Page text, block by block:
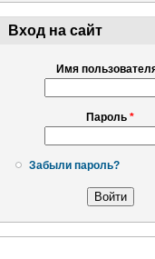
Вход на сайт
Имя
Пароль *
Забыли пароль?